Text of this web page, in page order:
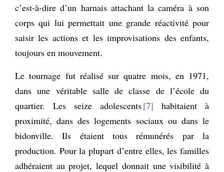
c’est-à-dire d’un harnais attachant la caméra à son
corps qui lui permettait une grande réactivité pour
saisir les actions et les improvisations des enfants,
toujours en mouvement.
Le tournage fut réalisé sur quatre mois, en 1971,
dans une véritable salle de classe de l’école du
quartier. Les seize adolescents 7
habitaient à
proximité, dans des logements sociaux ou dans le
bidonville. Ils étaient tous rémunérés par la
production. Pour la plupart d’entre elles, les familles
adhéraient au projet, lequel donnait une visibilité à